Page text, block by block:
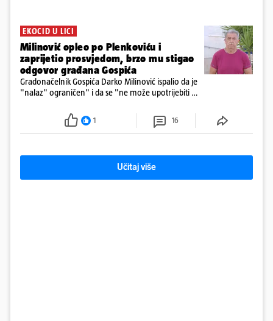
EKOCID U LICI
Milinović opleo po Plenkoviću i
zaprijetio prosvjedom, brzo mu stigao
odgovor građana Gospića
Gradonačelnik Gospića Darko Milinović ispalio da je
"nalaz" ograničen" i da se "ne može upotrijebiti za
ga je naručio Uskok i da je dio spisa
1 16
Učitaj više